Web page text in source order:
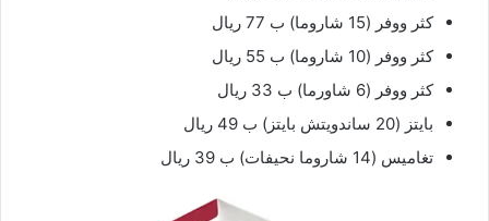
كثر ووفر (15 شاروما) ب 77 ريال
كثر ووفر (10 شاروما) ب 55 ريال
كثر ووفر (6 شاورما) ب 33 ريال
بايتز (20 ساندويتش بايتز) ب 49 ريال
تغاميس (14 شاروما نحيفات) ب 39 ريال